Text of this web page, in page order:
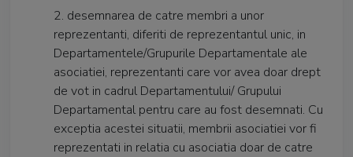
2. desemnarea de catre membri a unor
reprezentanti, diferiti de reprezentantul unic, in
Departamentele/Grupurile Departamentale ale
asociatiei, reprezentanti care vor avea doar drept
de vot in cadrul Departamentului/ Grupului
Departamental pentru care au fost desemnati. Cu
exceptia acestei situatii, membrii asociatiei vor fi
reprezentati in relatia cu asociatia doar de catre